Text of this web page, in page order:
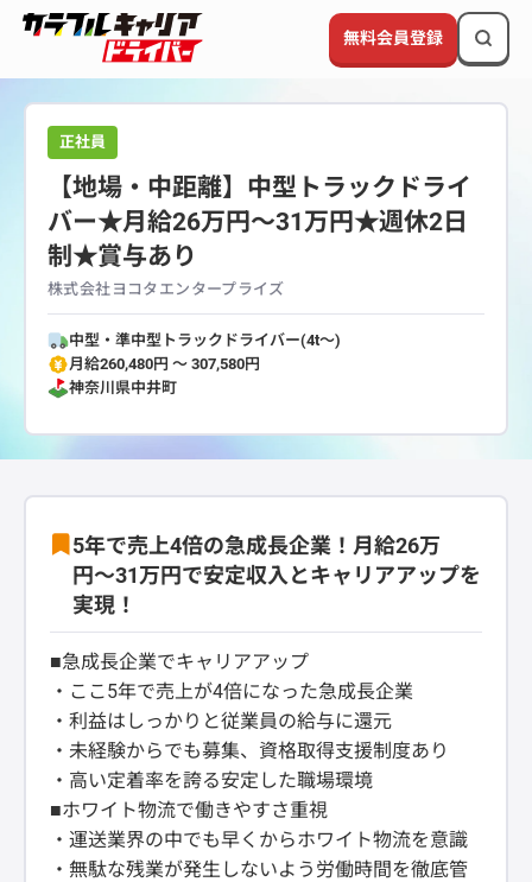
無料会員登録
正社員
【地場・中距離】中型トラックドライ
バー★月給26万円〜31万円★週休2日
制★賞与あり
株式会社ヨコタエンタープライズ
中型・準中型トラックドライバー(4t～)
月給260,480円 〜 307,580円
神奈川県中井町
5年で売上4倍の急成長企業！月給26万
円〜31万円で安定収入とキャリアアップを
実現！
■急成長企業でキャリアアップ
・ここ5年で売上が4倍になった急成長企業
・利益はしっかりと従業員の給与に還元
・未経験からでも募集、資格取得支援制度あり
・高い定着率を誇る安定した職場環境
■ホワイト物流で働きやすさ重視
・運送業界の中でも早くからホワイト物流を意識
・無駄な残業が発生しないよう労働時間を徹底管